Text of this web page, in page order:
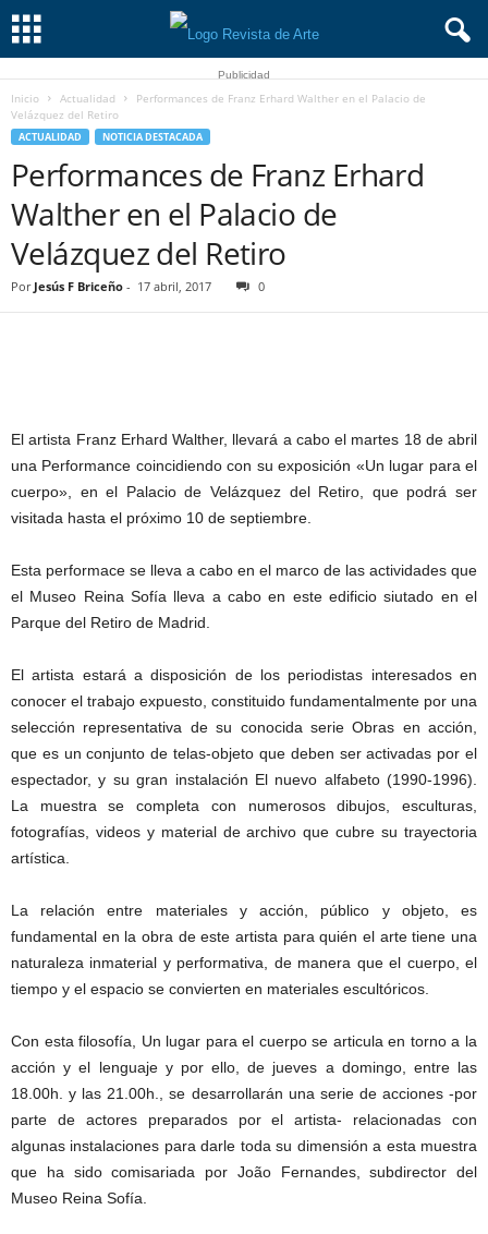
Publicidad
Inicio Actualidad
Performances de Franz Erhard Walther en el Palacio de
Velázquez del Retiro
ACTUALIDAD NOTICIA DESTACADA
Performances de Franz Erhard
Walther en el Palacio de
Velázquez del Retiro
Por Jesús F Briceño - 17 abril, 2017 0
El artista Franz Erhard Walther, llevará a cabo el martes 18 de abril
una Performance coincidiendo con su exposición «Un lugar para el
cuerpo», en el Palacio de Velázquez del Retiro, que podrá ser
visitada hasta el próximo 10 de septiembre.
Esta performace se lleva a cabo en el marco de las actividades que
el Museo Reina Sofía lleva a cabo en este edificio siutado en el
Parque del Retiro de Madrid.
El artista estará a disposición de los periodistas interesados en
conocer el trabajo expuesto, constituido fundamentalmente por una
selección representativa de su conocida serie Obras en acción,
que es un conjunto de telas-objeto que deben ser activadas por el
espectador, y su gran instalación El nuevo alfabeto (1990-1996).
La muestra se completa con numerosos dibujos, esculturas,
fotografías, videos y material de archivo que cubre su trayectoria
artística.
La relación entre materiales y acción, público y objeto, es
fundamental en la obra de este artista para quién el arte tiene una
naturaleza inmaterial y performativa, de manera que el cuerpo, el
tiempo y el espacio se convierten en materiales escultóricos.
Con esta filosofía, Un lugar para el cuerpo se articula en torno a la
acción y el lenguaje y por ello, de jueves a domingo, entre las
18.00h. y las 21.00h., se desarrollarán una serie de acciones -por
parte de actores preparados por el artista- relacionadas con
algunas instalaciones para darle toda su dimensión a esta muestra
que ha sido comisariada por João Fernandes, subdirector del
Museo Reina Sofía.